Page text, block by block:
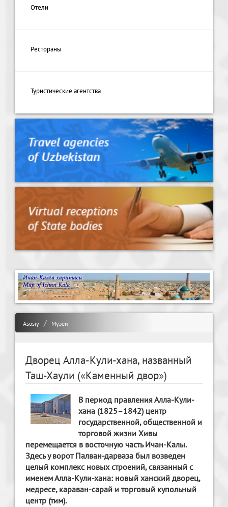
Отели
Рестораны
Туристические агентства
Asosiy Музеи
Дворец Алла-Кули-хана, названный
Таш-Хаули («Каменный двор»)
В период правления Алла-Кули-
хана (1825–1842) центр
государственной, общественной и
торговой жизни Хивы
перемещается в восточную часть Ичан-Калы.
Здесь у ворот Палван-дарваза был возведен
целый комплекс новых строений, связанный с
именем Алла-Кули-хана: новый ханский дворец,
медресе, караван-сарай и торговый купольный
центр (тим).